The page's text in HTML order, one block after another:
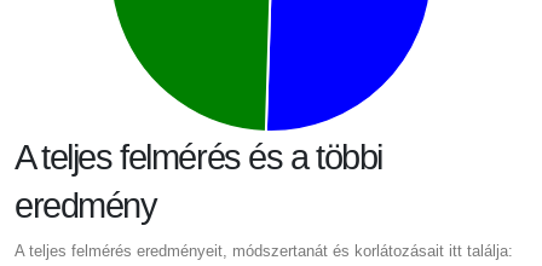
A teljes felmérés és a többi
eredmény
A teljes felmérés eredményeit, módszertanát és korlátozásait itt találja: